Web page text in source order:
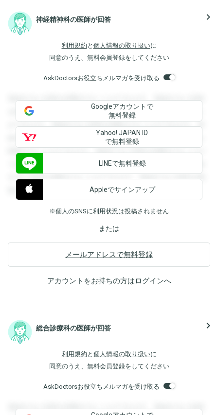
神経精神科の医師が回答 navigate_next
利用規約 と 個人情報の取り扱いに
同意のうえ、無料会員登録をしてください
AskDoctorsお役立ちメルマガを受け取る
登録すると回答を閲覧することができます。登録すると回答
を閲覧することができます。登録すると回答を閲覧すること
ができます。登録すると回答を閲覧することができます。登
録すると回答を閲覧することができます。登録すると回答を
閲覧することができます。登録すると回答を閲覧することが
できます。登録すると回答を閲覧することができます。登録
すると回答を閲覧することができます。登録すると回答を閲
覧することができます。
Googleアカウントで
無料登録
Yahoo! JAPAN ID
で無料登録
LINEで無料登録
Appleでサインアップ
※個人のSNSに利用状況は投稿されません
または
メールアドレスで無料登録
アカウントをお持ちの方はログインへ
総合診療科の医師が回答 navigate_next
利用規約 と 個人情報の取り扱いに
同意のうえ、無料会員登録をしてください
AskDoctorsお役立ちメルマガを受け取る
登録すると回答を閲覧することができます。登録すると回答